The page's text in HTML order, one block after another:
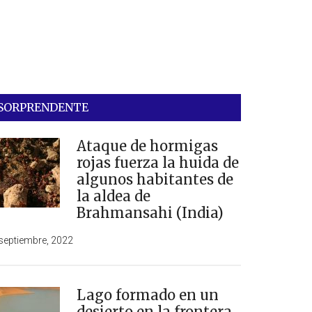
Ataque de hormigas
rojas fuerza la huida de
algunos habitantes de
la aldea de
Brahmansahi (India)
2022
Lago formado en un